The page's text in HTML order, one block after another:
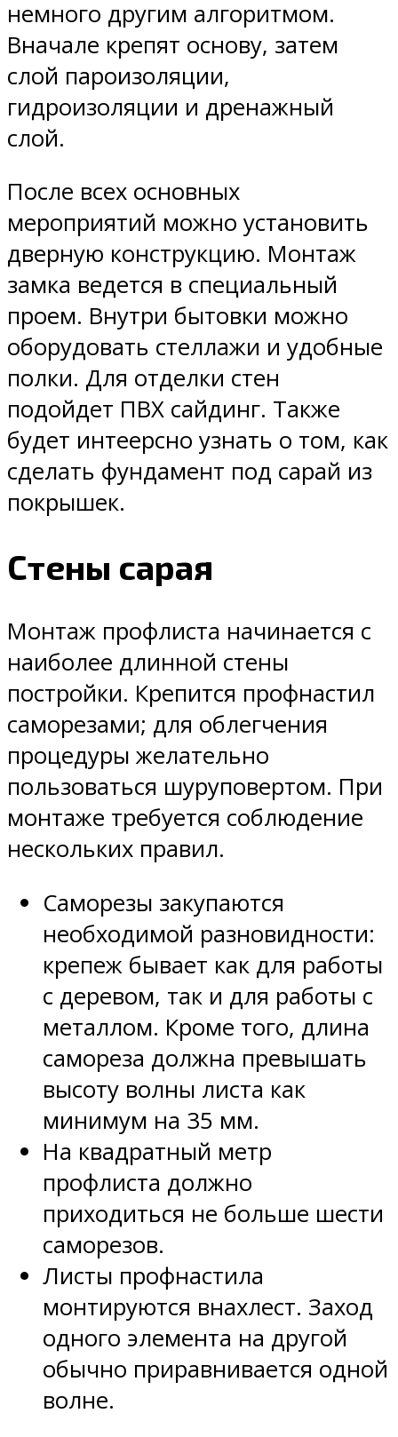
немного другим алгоритмом.
Вначале крепят основу, затем
слой пароизоляции,
гидроизоляции и дренажный
слой.
После всех основных
мероприятий можно установить
дверную конструкцию. Монтаж
замка ведется в специальный
проем. Внутри бытовки можно
оборудовать стеллажи и удобные
полки. Для отделки стен
подойдет ПВХ сайдинг. Также
будет интеерсно узнать о том, как
сделать фундамент под сарай из
покрышек.
Стены сарая
Монтаж профлиста начинается с
наиболее длинной стены
постройки. Крепится профнастил
саморезами; для облегчения
процедуры желательно
пользоваться шуруповертом. При
монтаже требуется соблюдение
нескольких правил.
Саморезы закупаются
необходимой разновидности:
крепеж бывает как для работы
с деревом, так и для работы с
металлом. Кроме того, длина
самореза должна превышать
высоту волны листа как
минимум на 35 мм.
На квадратный метр
профлиста должно
приходиться не больше шести
саморезов.
Листы профнастила
монтируются внахлест. Заход
одного элемента на другой
обычно приравнивается одной
волне.